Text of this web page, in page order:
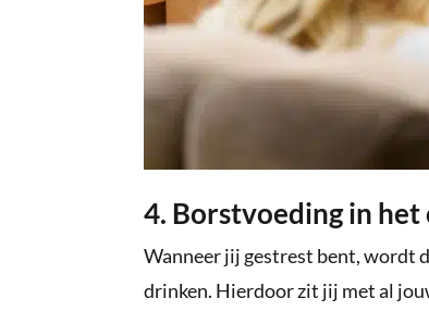
4. Borstvoeding in
Wanneer jij gestrest bent, wordt
drinken. Hierdoor zit jij met al